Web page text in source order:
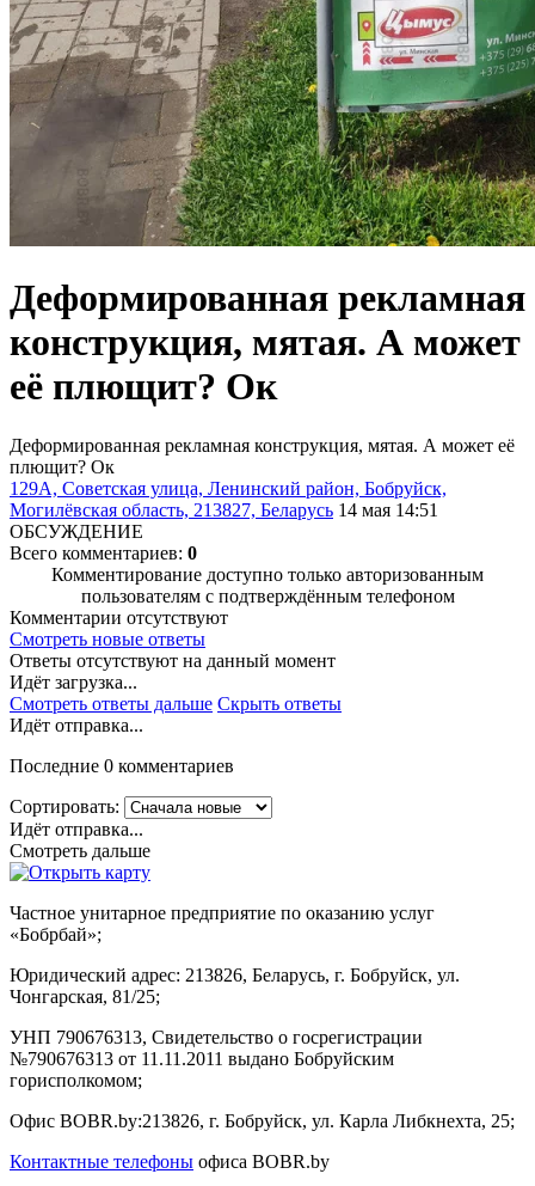
Деформированная рекламная
конструкция, мятая. А может
её плющит? Ок
Деформированная рекламная конструкция, мятая. А может её
плющит? Ок
129А, Советская улица, Ленинский район, Бобруйск,
Могилёвская область, 213827, Беларусь 14 мая 14:51
ОБСУЖДЕНИЕ
Всего комментариев: 0
Комментирование доступно только авторизованным
пользователям с подтверждённым телефоном
Комментарии отсутствуют
Смотреть новые ответы
Ответы отсутствуют на данный момент
Идёт загрузка...
Смотреть ответы дальше Скрыть ответы
Идёт отправка...
Последние 0 комментариев
Сортировать:
Идёт отправка...
Смотреть дальше
Частное унитарное предприятие по оказанию услуг
«Бобрбай»;
Юридический адрес: 213826, Беларусь, г. Бобруйск, ул.
Чонгарская, 81/25;
УНП 790676313, Свидетельство о госрегистрации
№790676313 от 11.11.2011 выдано Бобруйским
горисполкомом;
Офис BOBR.by:213826, г. Бобруйск, ул. Карла Либкнехта, 25;
Контактные телефоны офиса BOBR.by